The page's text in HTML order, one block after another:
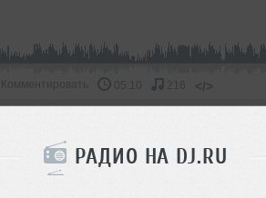
РАДИО НА DJ.RU
Комментировать 05:10 216 </>
АРТИСТА